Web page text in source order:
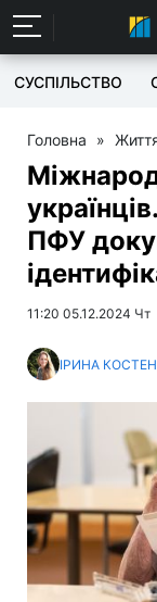
СУСПІЛЬСТВО
Головна »
ПФУ
11:20 05.12.2024 Чт
ІРИНА